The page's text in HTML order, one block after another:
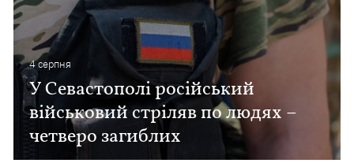
4 серпня
У Севастополі російський
військовий стріляв по людях –
четверо загиблих